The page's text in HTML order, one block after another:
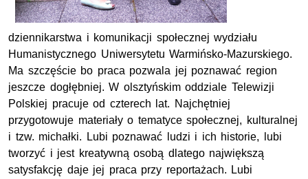
dziennikarstwa i komunikacji społecznej wydziału
Humanistycznego Uniwersytetu Warmińsko-Mazurskiego.
Ma szczęście bo praca pozwala jej poznawać region
jeszcze dogłębniej. W olsztyńskim oddziale Telewizji
Polskiej pracuje od czterech lat. Najchętniej
przygotowuje materiały o tematyce społecznej, kulturalnej
i tzw. michałki. Lubi poznawać ludzi i ich historie, lubi
tworzyć i jest kreatywną osobą dlatego największą
satysfakcję daje jej praca przy reportażach. Lubi